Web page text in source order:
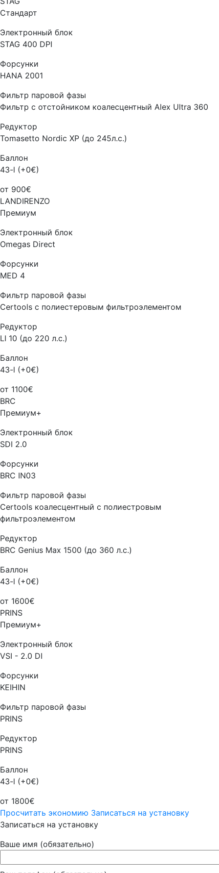
Стандарт
Электронный блок
STAG 400 DPI
Форсунки
HANA 2001
Фильтр паровой фазы
Фильтр с отстойником коалесцентный Alex Ultra 360
Редуктор
Tomasetto Nordic XP (до 245л.с.)
Баллон
43-l (+0€)
от 900€
LANDIRENZO
Премиум
Электронный блок
Omegas Direct
Форсунки
MED 4
Фильтр паровой фазы
Certools с полиестеровым фильтроэлементом
Редуктор
LI 10 (до 220 л.с.)
Баллон
43-l (+0€)
от 1100€
BRC
Премиум+
Электронный блок
SDI 2.0
Форсунки
BRC IN03
Фильтр паровой фазы
Certools коалесцентный с полиестровым
фильтроэлементом
Редуктор
BRC Genius Max 1500 (до 360 л.с.)
Баллон
43-l (+0€)
от 1600€
PRINS
Премиум+
Электронный блок
VSI - 2.0 DI
Форсунки
KEIHIN
Фильтр паровой фазы
PRINS
Редуктор
PRINS
Баллон
43-l (+0€)
от 1800€
Просчитать экономию Записаться на установку
Записаться на установку
Ваше имя (обязательно)